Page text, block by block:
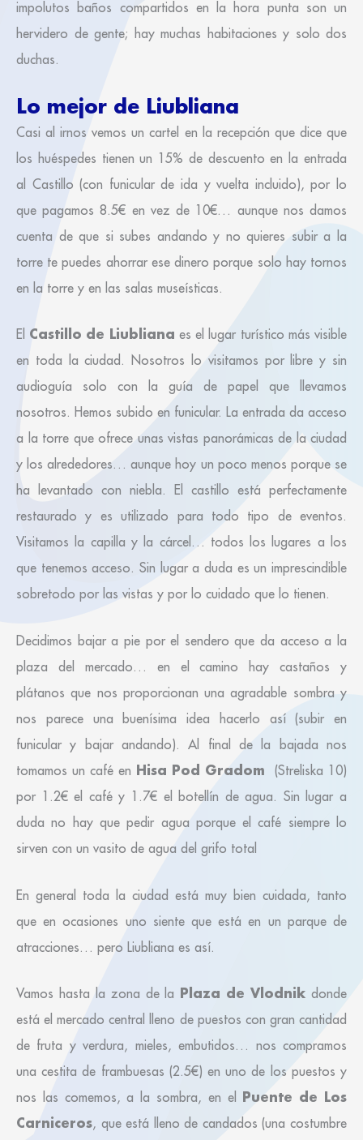
impolutos baños compartidos en la hora punta son un
hervidero de gente; hay muchas habitaciones y solo dos
duchas.
Lo mejor de Liubliana
Casi al irnos vemos un cartel en la recepción que dice que
los huéspedes tienen un 15% de descuento en la entrada
al Castillo (con funicular de ida y vuelta incluido), por lo
que pagamos 8.5€ en vez de 10€… aunque nos damos
cuenta de que si subes andando y no quieres subir a la
torre te puedes ahorrar ese dinero porque solo hay tornos
en la torre y en las salas museísticas.
El Castillo de Liubliana es el lugar turístico más visible
en toda la ciudad. Nosotros lo visitamos por libre y sin
audioguía solo con la guía de papel que llevamos
nosotros. Hemos subido en funicular. La entrada da acceso
a la torre que ofrece unas vistas panorámicas de la ciudad
y los alrededores… aunque hoy un poco menos porque se
ha levantado con niebla. El castillo está perfectamente
restaurado y es utilizado para todo tipo de eventos.
Visitamos la capilla y la cárcel… todos los lugares a los
que tenemos acceso. Sin lugar a duda es un imprescindible
sobretodo por las vistas y por lo cuidado que lo tienen.
Decidimos bajar a pie por el sendero que da acceso a la
plaza del mercado… en el camino hay castaños y
plátanos que nos proporcionan una agradable sombra y
nos parece una buenísima idea hacerlo así (subir en
funicular y bajar andando). Al final de la bajada nos
tomamos un café en Hisa Pod Gradom
(Streliska 10)
por 1.2€ el café y 1.7€ el botellín de agua. Sin lugar a
duda no hay que pedir agua porque el café siempre lo
sirven con un vasito de agua del grifo total
En general toda la ciudad está muy bien cuidada, tanto
que en ocasiones uno siente que está en un parque de
atracciones… pero Liubliana es así.
Vamos hasta la zona de la Plaza de Vlodnik donde
está el mercado central lleno de puestos con gran cantidad
de fruta y verdura, mieles, embutidos… nos compramos
una cestita de frambuesas (2.5€) en uno de los puestos y
nos las comemos, a la sombra, en el Puente de Los
Carniceros, que está lleno de candados (una costumbre